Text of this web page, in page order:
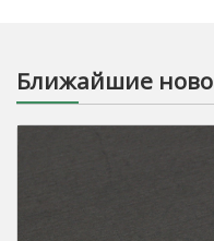
Ближайшие